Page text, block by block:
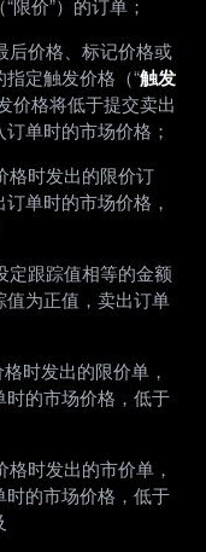
价”）的订单；
后价格、标记价格或
定触发价格（“触发
价格将低于提交卖出
单时的市场价格；
格时发出的限价订
单时的市场价格，
定跟踪值相等的金额
为正值，卖出订单
时发出的限价单，
的市场价格，低于
时发出的市价单，
的市场价格，低于